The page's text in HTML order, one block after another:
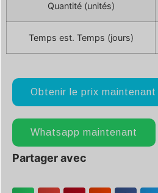
Quantité (unités)
Temps est. Temps (jours)
Obtenir le prix maintenant
Whatsapp maintenant
Partager avec